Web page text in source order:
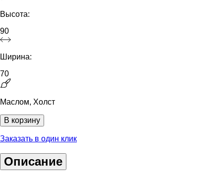
Высота:
90
Ширина:
70
Маслом, Холст
В корзину
Заказать в один клик
Описание